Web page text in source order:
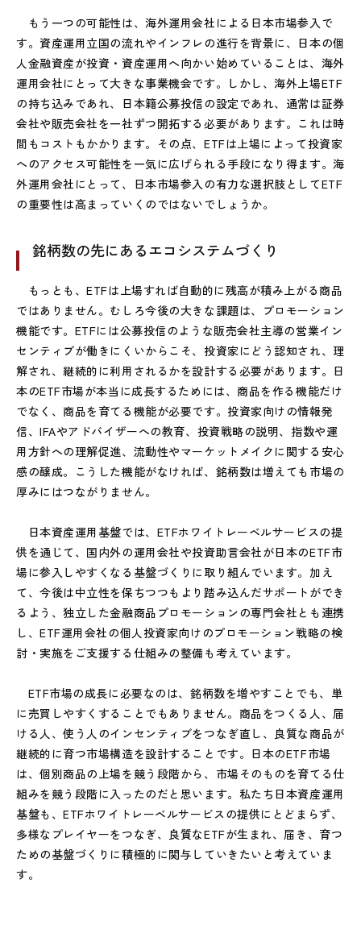
もう一つの可能性は、海外運用会社による日本市場参入で
す。資産運用立国の流れやインフレの進行を背景に、日本の個
人金融資産が投資・資産運用へ向かい始めていることは、海外
運用会社にとって大きな事業機会です。しかし、海外上場ETF
の持ち込みであれ、日本籍公募投信の設定であれ、通常は証券
会社や販売会社を一社ずつ開拓する必要があります。これは時
間もコストもかかります。その点、ETFは上場によって投資家
へのアクセス可能性を一気に広げられる手段になり得ます。海
外運用会社にとって、日本市場参入の有力な選択肢としてETF
の重要性は高まっていくのではないでしょうか。
銘柄数の先にあるエコシステムづくり
もっとも、ETFは上場すれば自動的に残高が積み上がる商品
ではありません。むしろ今後の大きな課題は、プロモーション
機能です。ETFには公募投信のような販売会社主導の営業イン
センティブが働きにくいからこそ、投資家にどう認知され、理
解され、継続的に利用されるかを設計する必要があります。日
本のETF市場が本当に成長するためには、商品を作る機能だけ
でなく、商品を育てる機能が必要です。投資家向けの情報発
信、IFAやアドバイザーへの教育、投資戦略の説明、指数や運
用方針への理解促進、流動性やマーケットメイクに関する安心
感の醸成。こうした機能がなければ、銘柄数は増えても市場の
厚みにはつながりません。
日本資産運用基盤では、ETFホワイトレーベルサービスの提
供を通じて、国内外の運用会社や投資助言会社が日本のETF市
場に参入しやすくなる基盤づくりに取り組んでいます。加え
て、今後は中立性を保ちつつもより踏み込んだサポートができ
るよう、独立した金融商品プロモーションの専門会社とも連携
し、ETF運用会社の個人投資家向けのプロモーション戦略の検
討・実施をご支援する仕組みの整備も考えています。
ETF市場の成長に必要なのは、銘柄数を増やすことでも、単
に売買しやすくすることでもありません。商品をつくる人、届
ける人、使う人のインセンティブをつなぎ直し、良質な商品が
継続的に育つ市場構造を設計することです。日本のETF市場
は、個別商品の上場を競う段階から、市場そのものを育てる仕
組みを競う段階に入ったのだと思います。私たち日本資産運用
基盤も、ETFホワイトレーベルサービスの提供にとどまらず、
多様なプレイヤーをつなぎ、良質なETFが生まれ、届き、育つ
ための基盤づくりに積極的に関与していきたいと考えていま
す。